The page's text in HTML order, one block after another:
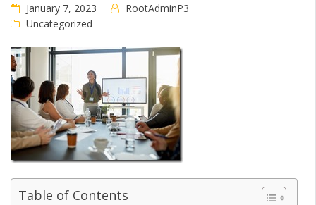
January 7, 2023
RootAdminP3
Uncategorized
Table of Contents